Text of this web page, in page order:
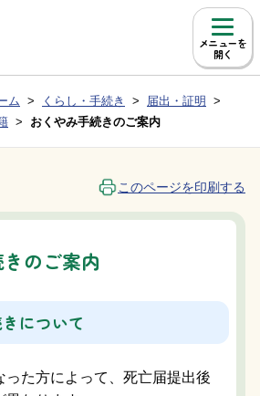
メニュー
位置：
ム くらし・手続き
届出・証明
おくやみ手続きのご案内
このページを印刷する
のご案内
について
た方によって、死亡届提出後